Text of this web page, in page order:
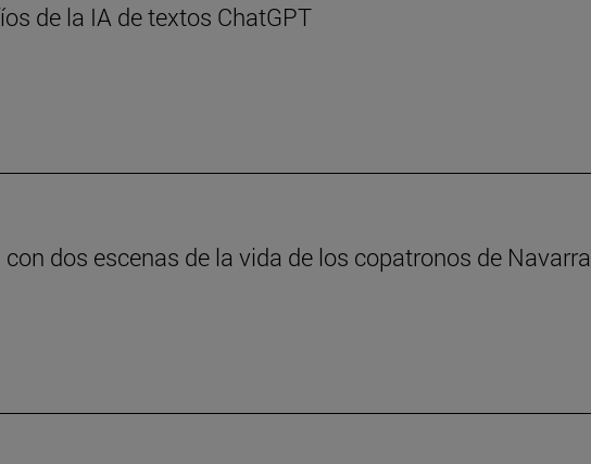
de la IA de textos ChatGPT
dos escenas de la vida de los copatronos de Navarra